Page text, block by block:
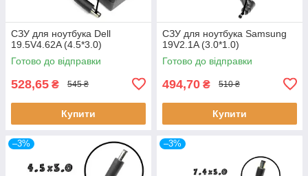
СЗУ для ноутбука Dell
19.5V4.62A (4.5*3.0)
Готово до відправки
528,65 ₴ 545 ₴
Купити
СЗУ для ноутбука Samsung
19V2.1A (3.0*1.0)
Готово до відправки
494,70 ₴ 510 ₴
Купити
–3% –3%